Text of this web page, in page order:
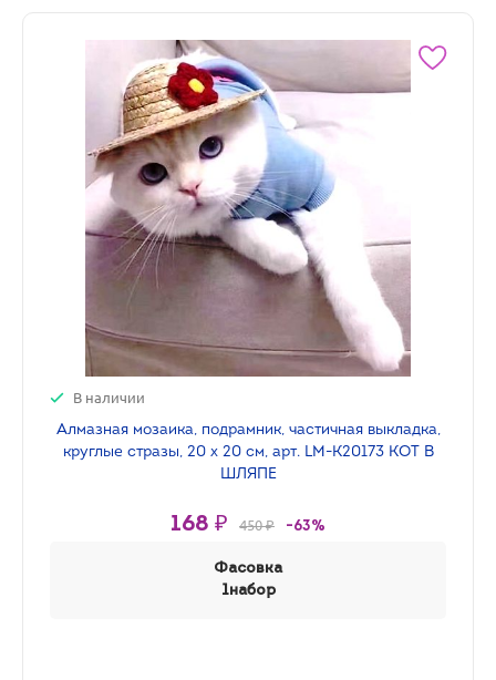
В наличии
Алмазная мозаика, подрамник, частичная выкладка,
круглые стразы, 20 х 20 см, арт. LM-K20173 КОТ В
ШЛЯПЕ
168 ₽ 450 ₽ -63%
Фасовка
1набор